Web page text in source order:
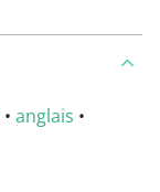
• anglais •